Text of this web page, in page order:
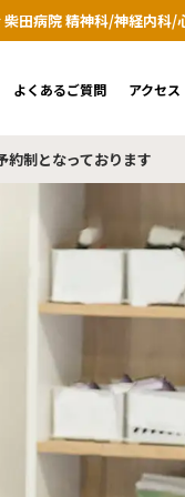
田病院 精神科/神経内科/
よくあるご質問 アクセス
制となっております